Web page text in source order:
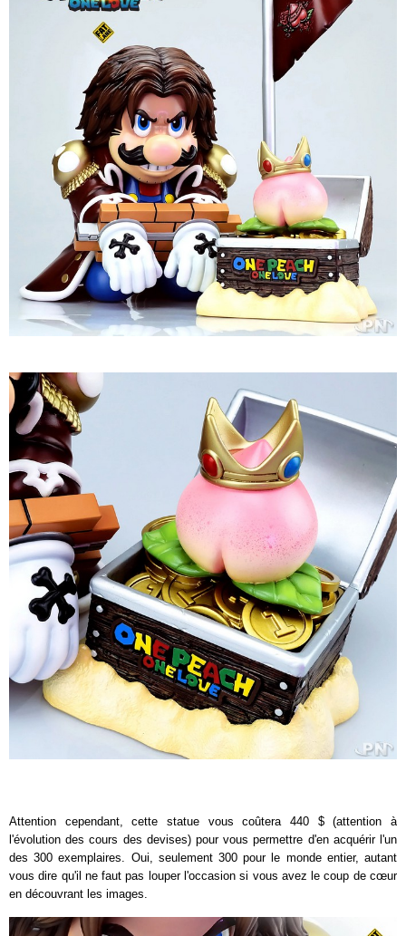
Attention cependant, cette statue vous coûtera 440 $ (attention à
l'évolution des cours des devises) pour vous permettre d'en acquérir l'un
des 300 exemplaires. Oui, seulement 300 pour le monde entier, autant
vous dire qu'il ne faut pas louper l'occasion si vous avez le coup de cœur
en découvrant les images.